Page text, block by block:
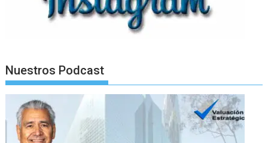
Nuestros Podcast